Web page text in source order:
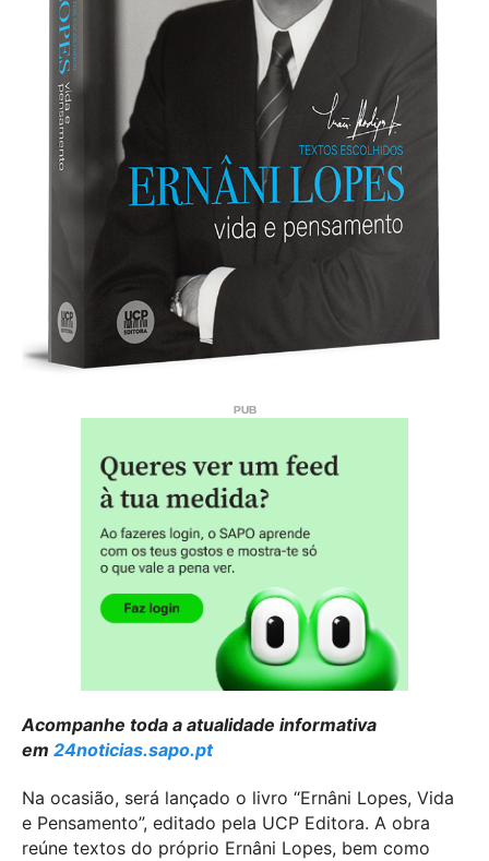
Acompanhe toda a atualidade informativa
em 24noticias.sapo.pt
Na ocasião, será lançado o livro “Ernâni Lopes, Vida
e Pensamento”, editado pela UCP Editora. A obra
reúne textos do próprio Ernâni Lopes, bem como